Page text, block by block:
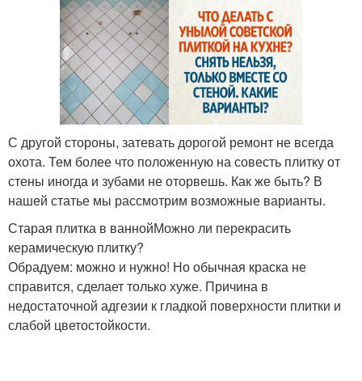
С другой стороны, затевать дорогой ремонт не всегда
охота. Тем более что положенную на совесть плитку от
стены иногда и зубами не оторвешь. Как же быть? В
нашей статье мы рассмотрим возможные варианты.
Старая плитка в ваннойМожно ли перекрасить
керамическую плитку?
Обрадуем: можно и нужно! Но обычная краска не
справится, сделает только хуже. Причина в
недостаточной адгезии к гладкой поверхности плитки и
слабой цветостойкости.